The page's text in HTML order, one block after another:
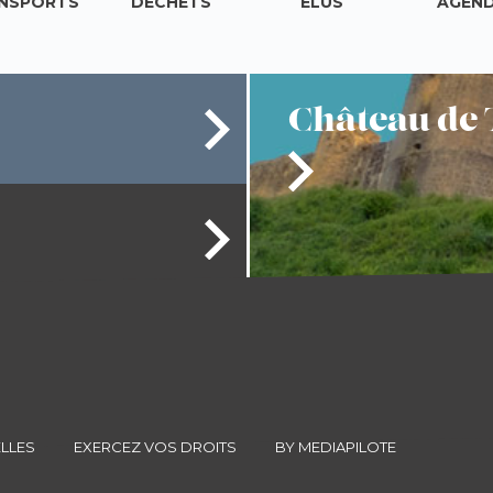
Châteaude
EXERCEZ VOS DROITS BY MEDIAPILOTE